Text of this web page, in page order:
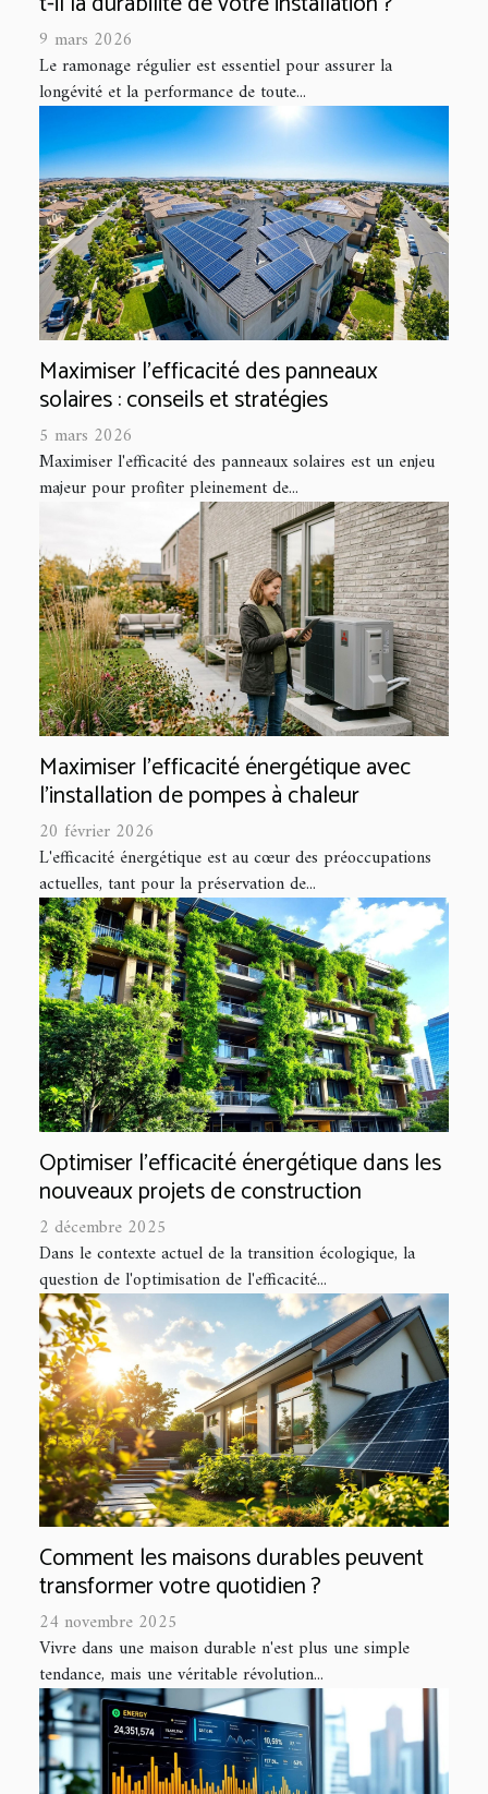
9 mars 2026
Le ramonage régulier est essentiel pour assurer la
longévité et la performance de toute...
Maximiser l'efficacité des panneaux
solaires : conseils et stratégies
5 mars 2026
Maximiser l'efficacité des panneaux solaires est un enjeu
majeur pour profiter pleinement de...
Maximiser l'efficacité énergétique avec
l'installation de pompes à chaleur
20 février 2026
L'efficacité énergétique est au cœur des préoccupations
actuelles, tant pour la préservation de...
Optimiser l'efficacité énergétique dans les
nouveaux projets de construction
2 décembre 2025
Dans le contexte actuel de la transition écologique, la
question de l'optimisation de l'efficacité...
Comment les maisons durables peuvent
transformer votre quotidien ?
24 novembre 2025
Vivre dans une maison durable n'est plus une simple
tendance, mais une véritable révolution...